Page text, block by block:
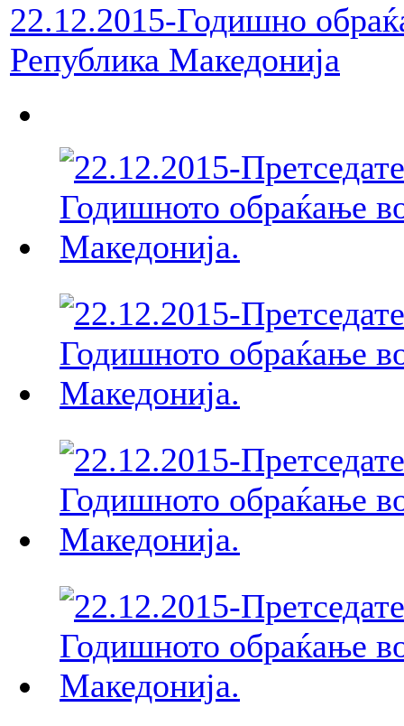
22.12.2015-Годишно
Република Македонија